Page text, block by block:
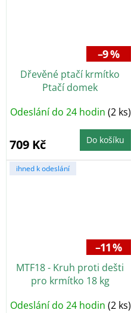
–9 %
Dřevěné ptačí krmítko
Ptačí domek
Odeslání do 24 hodin (2 ks)
709 Kč Do košíku
ihned k odeslání
–11 %
MTF18 - Kruh proti dešti
pro krmítko 18 kg
Odeslání do 24 hodin (2 ks)